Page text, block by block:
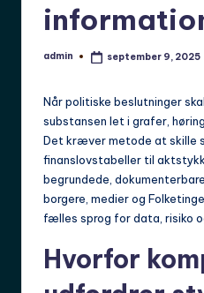
Posted
admin september 9, 2025
Når politiske beslutninger
substansen let i grafer,
Det kræver metode at skille
finanslovstabeller til
begrundede,
borgere, medier og
fælles sprog for data, risiko
Hvorfor